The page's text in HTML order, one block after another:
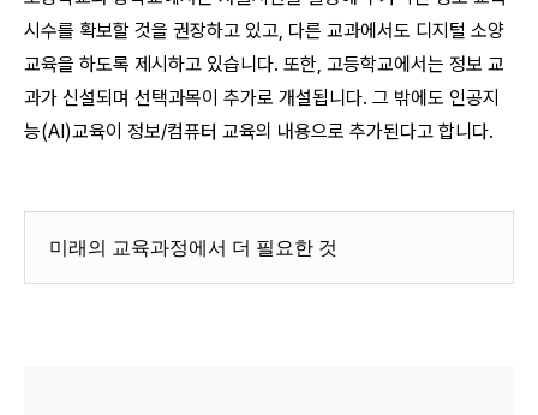
시수를 확보할 것을 권장하고 있고, 다른 교과에서도 디지털 소양
교육을 하도록 제시하고 있습니다. 또한, 고등학교에서는 정보 교
과가 신설되며 선택과목이 추가로 개설됩니다. 그 밖에도 인공지
능(AI)교육이 정보/컴퓨터 교육의 내용으로 추가된다고 합니다.
미래의 교육과정에서 더 필요한 것